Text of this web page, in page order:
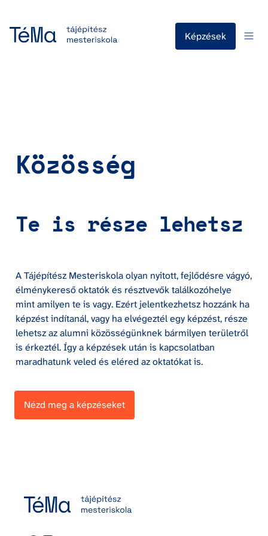
Képzések
Közösség
Te is része lehetsz
A Tájépítész Mesteriskola olyan nyitott, fejlődésre vágyó,
élménykereső oktatók és résztvevők találkozóhelye
mint amilyen te is vagy. Ezért jelentkezhetsz hozzánk ha
képzést indítanál, vagy ha elvégeztél egy képzést, része
lehetsz az alumni közösségünknek bármilyen területről
is érkeztél. Így a képzések után is kapcsolatban
maradhatunk veled és eléred az oktatókat is.
Nézd meg a képzéseket